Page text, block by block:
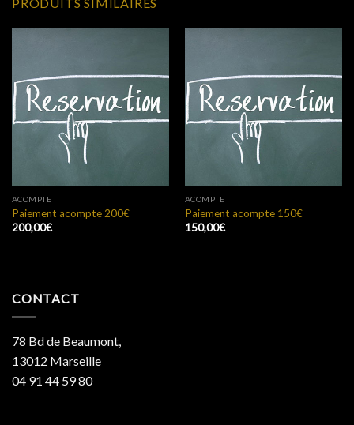
PRODUITS SIMILAIRES
ACOMPTE
Paiement acompte 200€
200,00€
ACOMPTE
Paiement acompte 150€
150,00€
CONTACT
78 Bd de Beaumont,
13012 Marseille
04 91 44 59 80